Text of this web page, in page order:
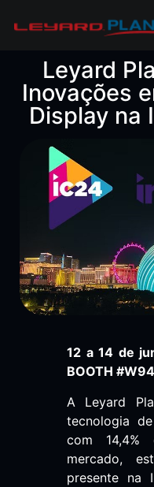
Leyard
Inovações
Display na
12 a 14 de
BOOTH
A Leyard
tecnologia
com 14,4%
mercado,
presente na